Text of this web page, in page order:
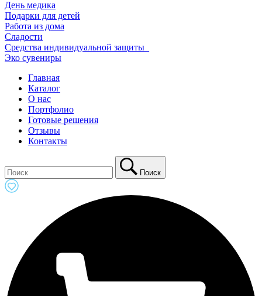
День медика
Подарки для детей
Работа из дома
Сладости
Средства индивидуальной защиты_
Эко сувениры
Главная
Каталог
О нас
Портфолио
Готовые решения
Отзывы
Контакты
Поиск